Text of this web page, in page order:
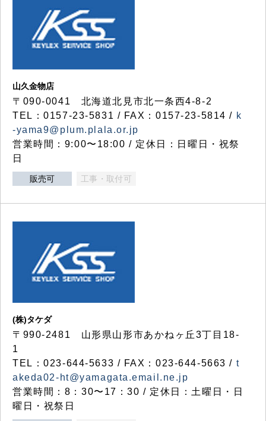
山久金物店
〒090-0041 北海道北見市北一条西4-8-2
TEL：0157-23-5831 / FAX：0157-23-5814 / k
-yama9@plum.plala.or.jp
営業時間：9:00〜18:00 / 定休日：日曜日・祝祭
日
販売可 工事・取付可
(株)タケダ
〒990-2481 山形県山形市あかねヶ丘3丁目18-
1
TEL：023-644-5633 / FAX：023-644-5663 / t
akeda02-ht@yamagata.email.ne.jp
営業時間：8：30〜17：30 / 定休日：土曜日・日
曜日・祝祭日